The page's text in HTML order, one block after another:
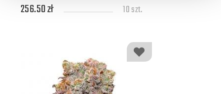
256.50 zł 10 szt.